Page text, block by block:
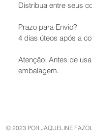
Distribua entre seus
Prazo para Envio?
4 dias úteos após a
Atenção: Antes de
embalagem.
© 2023 POR JAQUELINE